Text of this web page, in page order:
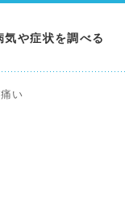
気や症状を調べる
い